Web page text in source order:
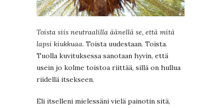
Toista siis neutraalilla äänellä se, että mitä
lapsi kiukkuaa. Toista uudestaan. Toista.
Tuolla kuvituksessa sanotaan hyvin, että
usein jo kolme toistoa riittää, sillä on hullua
riidellä itsekseen.
Eli itselleni mielessäni vielä painotin sitä,